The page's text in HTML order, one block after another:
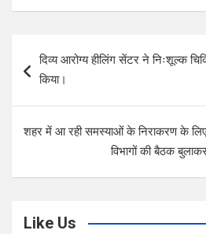
ce
o
k
tt
er
at
s
A
p
navigation
दिव्य आरोग्य हीलिंग सेंटर ने निःशूल्क
किया।
शहर में आ रही समस्याओं के निराकरण के
विभागों की बैठक
Like Us